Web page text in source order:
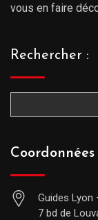
vous en faire
Rechercher :
Coordonnées
Guides Lyon
7 bd de